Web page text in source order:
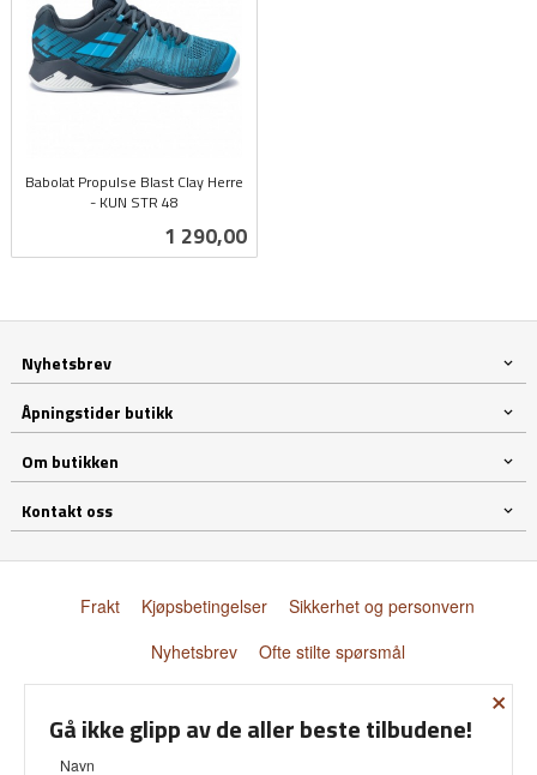
Babolat Propulse Blast Clay Herre
- KUN STR 48
Pris
1 290,00
Nyhetsbrev
Åpningstider butikk
Om butikken
Kontakt oss
Frakt Kjøpsbetingelser
Sikkerhet og personvern
Nyhetsbrev
Ofte stilte spørsmål
×
Gå ikke glipp av de aller beste tilbudene!
Navn